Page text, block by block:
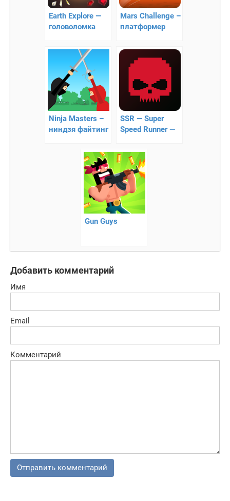
Earth Explore —
головоломка
Mars Challenge –
платформер
Ninja Masters –
ниндзя файтинг
SSR — Super
Speed Runner —
платформер!
Gun Guys
Добавить комментарий
Имя
Email
Комментарий